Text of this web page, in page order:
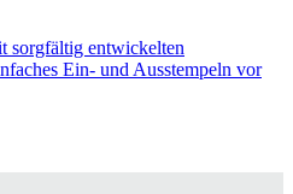
sorgfältig entwickelten
Ein- und Ausstempeln vor